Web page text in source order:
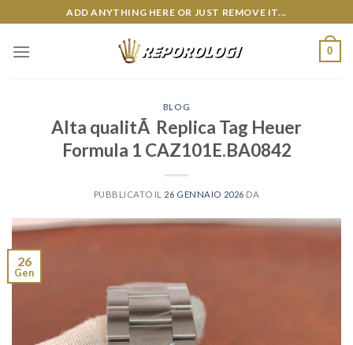
to
content
ADD ANYTHING HERE OR JUST REMOVE IT...
0
BLOG
Alta qualitÃ Replica Tag Heuer
Formula 1 CAZ101E.BA0842
PUBBLICATO IL 26 GENNAIO 2026 DA
26
Gen